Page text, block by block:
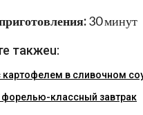
30 минут
такжеu:
картофелем в сливочном
классный завтрак